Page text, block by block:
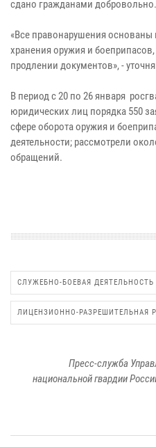
сдано гражданами добровольно.
«Все правонарушения
хранения оружия и
продлении документов», -
В период с 20 по 26 января
юридических лиц порядка 550
сфере оборота оружия и
деятельности; рассмотрели
обращений.
СЛУЖЕБНО-БОЕВАЯ ДЕЯТЕЛЬНОСТЬ
ЛИЦЕНЗИОННО-РАЗРЕШИТЕЛЬНАЯ
Пресс-служба
национальной гвардии